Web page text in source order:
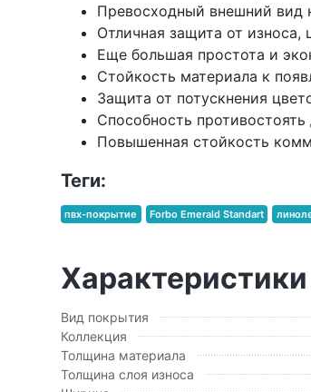
Превосходный внешний вид
Отличная защита от
Еще большая простота и
Стойкость материала к
Защита от потускнения
Способность
Повышенная стойкость
Теги:
пвх-покрытие Forbo Emerald Standart
Характеристики
Вид покрытия
Коллекция
Толщина материала
Толщина слоя износа